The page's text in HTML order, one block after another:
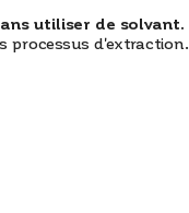
utiliser de solvant.
processus d'extraction.